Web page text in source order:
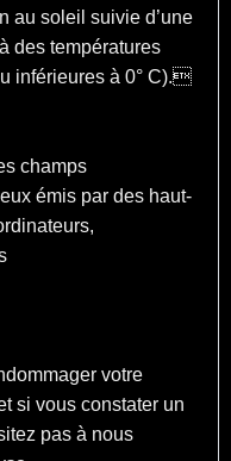
au soleil suivie d’une
des températures
inférieures à 0° C).
champs
émis par des haut-
votre
si vous constater un
pas à nous